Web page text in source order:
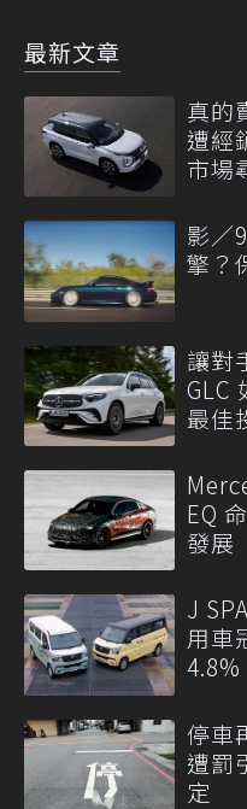
最新文章
真的
遭經
市場
影／
擎？
讓對
GLC
最佳
EQ
發展
J
用車
4.8%
停車
遭罰
定